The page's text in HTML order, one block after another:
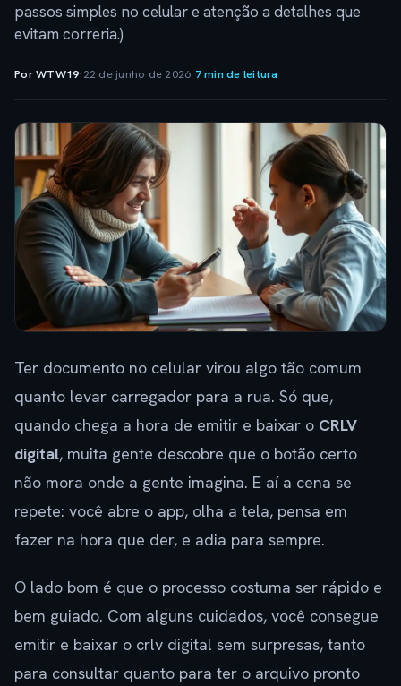
passos simples no celular e atenção a detalhes que
evitam correria.)
Por WTW19· 22 de junho de 2026· 7 min de leitura
Ter documento no celular virou algo tão comum
quanto levar carregador para a rua. Só que,
quando chega a hora de emitir e baixar o CRLV
digital, muita gente descobre que o botão certo
não mora onde a gente imagina. E aí a cena se
repete: você abre o app, olha a tela, pensa em
fazer na hora que der, e adia para sempre.
O lado bom é que o processo costuma ser rápido e
bem guiado. Com alguns cuidados, você consegue
emitir e baixar o crlv digital sem surpresas, tanto
para consultar quanto para ter o arquivo pronto